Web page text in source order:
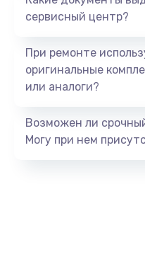
Замена
сервисный центр?
При ремонте
оригинальные
или аналоги?
Возможен ли
Могу при нем